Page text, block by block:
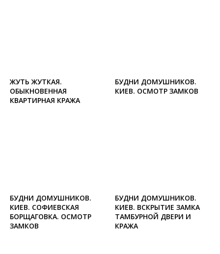
ЖУТЬ ЖУТКАЯ.
ОБЫКНОВЕННАЯ
КВАРТИРНАЯ КРАЖА
БУДНИ ДОМУШНИКОВ.
КИЕВ. ОСМОТР ЗАМКОВ
БУДНИ ДОМУШНИКОВ.
КИЕВ. СОФИЕВСКАЯ
БОРЩАГОВКА. ОСМОТР
ЗАМКОВ
БУДНИ ДОМУШНИКОВ.
КИЕВ. ВСКРЫТИЕ ЗАМКА
ТАМБУРНОЙ ДВЕРИ И
КРАЖА